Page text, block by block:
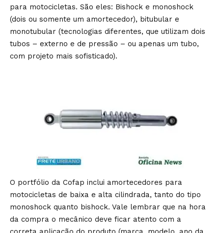
para motocicletas. São eles: Bishock e monoshock
(dois ou somente um amortecedor), bitubular e
monotubular (tecnologias diferentes, que utilizam dois
tubos – externo e de pressão – ou apenas um tubo,
com projeto mais sofisticado).
O portfólio da Cofap inclui amortecedores para
motocicletas de baixa e alta cilindrada, tanto do tipo
monoshock quanto bishock. Vale lembrar que na hora
da compra o mecânico deve ficar atento com a